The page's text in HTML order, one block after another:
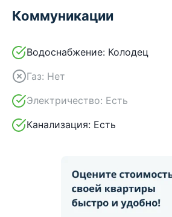
Коммуникации
Водоснабжение: Колодец
Газ: Нет
Электричество: Есть
Канализация: Есть